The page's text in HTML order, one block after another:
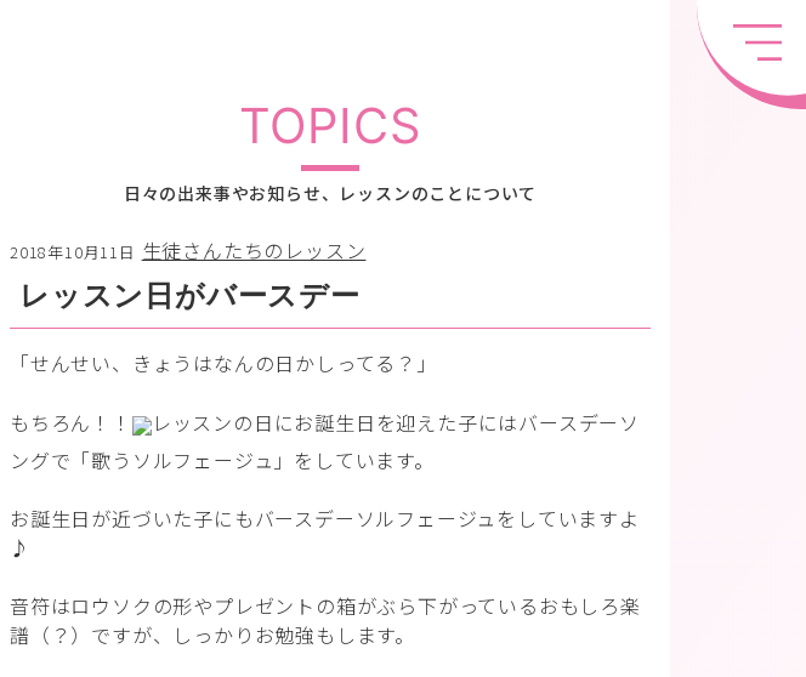
TOPICS
日々の出来事やお知らせ、レッスンのことについて
2018年10月11日 生徒さんたちのレッスン
レッスン日がバースデー
「せんせい、きょうはなんの日かしってる？」
もちろん！！
レッスンの日にお誕生日を迎えた子にはバースデーソ
ングで「歌うソルフェージュ」をしています。
お誕生日が近づいた子にもバースデーソルフェージュをしていますよ
♪
音符はロウソクの形やプレゼントの箱がぶら下がっているおもしろ楽
譜（？）ですが、しっかりお勉強もします。